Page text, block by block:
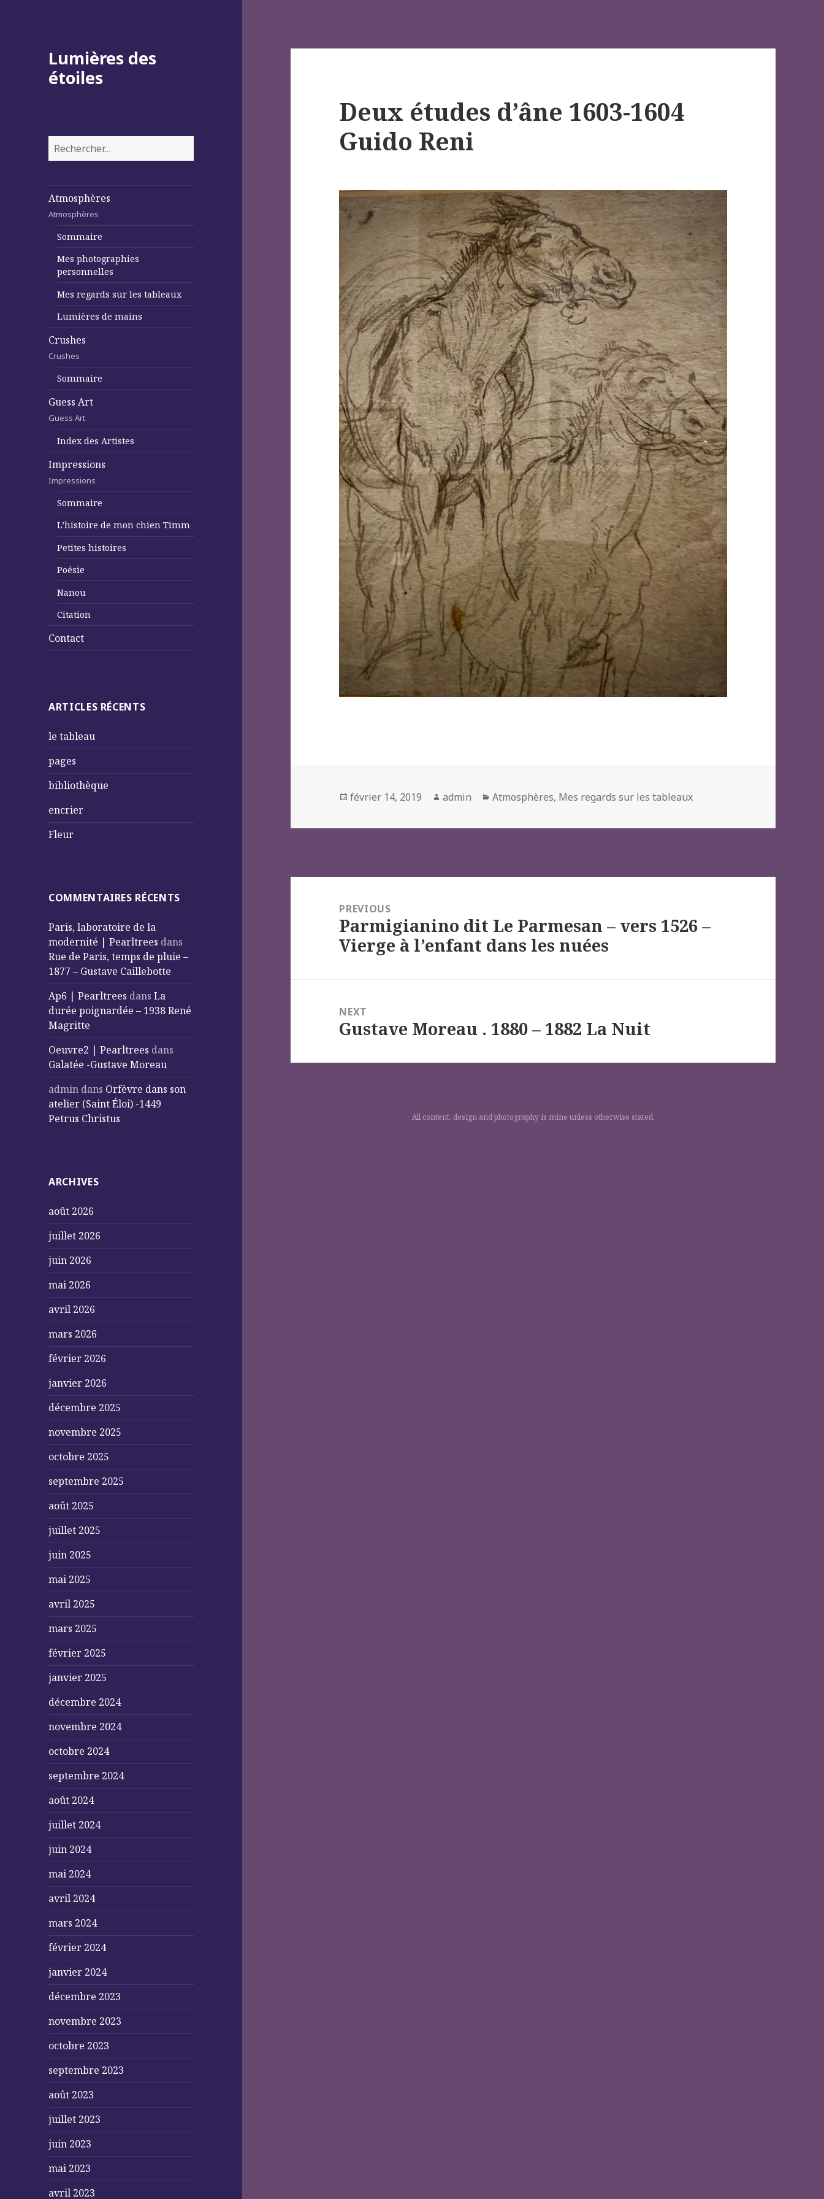
Lumières des
étoiles
Rechercher :
Atmosphères
Atmosphères
Sommaire
Mes photographies
personnelles
Mes regards sur les tableaux
Lumières de mains
Crushes
Crushes
Sommaire
Guess Art
Guess Art
Index des Artistes
Impressions
Impressions
Sommaire
L’histoire de mon chien Timm
Petites histoires
Poésie
Nanou
Citation
Contact
ARTICLES RÉCENTS
le tableau
pages
bibliothèque
encrier
Fleur
COMMENTAIRES RÉCENTS
Paris, laboratoire de la
modernité | Pearltrees dans
Rue de Paris, temps de pluie –
1877 – Gustave Caillebotte
Ap6 | Pearltrees dansLa
durée poignardée – 1938 René
Magritte
Oeuvre2 | Pearltrees dans
Galatée -Gustave Moreau
admin dans Orfèvre dans son
atelier (Saint Éloi) -1449
Petrus Christus
ARCHIVES
août 2026
juillet 2026
juin 2026
mai 2026
avril 2026
mars 2026
février 2026
janvier 2026
décembre 2025
novembre 2025
octobre 2025
septembre 2025
août 2025
juillet 2025
juin 2025
mai 2025
avril 2025
mars 2025
février 2025
janvier 2025
décembre 2024
novembre 2024
octobre 2024
septembre 2024
août 2024
juillet 2024
juin 2024
mai 2024
avril 2024
mars 2024
février 2024
janvier 2024
décembre 2023
novembre 2023
octobre 2023
septembre 2023
août 2023
juillet 2023
juin 2023
mai 2023
avril 2023
Deux études d’âne 1603-1604
Guido Reni
Posted
février 14, 2019 Author
admin Categories
Atmosphères, Mes regards sur les tableaux
l’article
PREVIOUS
Previous
post:
Parmigianino dit Le Parmesan – vers 1526 –
Vierge à l’enfant dans les nuées
NEXT
Next
Gustave Moreau . 1880 – 1882 La Nuit
All content, design and photography is mine unless otherwise stated.